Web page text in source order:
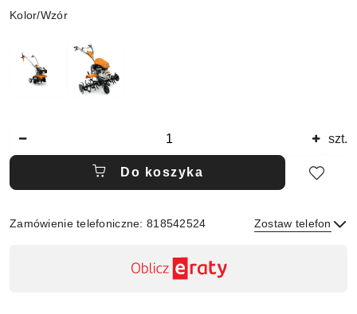
Wariant
Kolor/Wzór
szt.
Do koszyka
Zamówienie telefoniczne: 818542524 Zostaw telefon